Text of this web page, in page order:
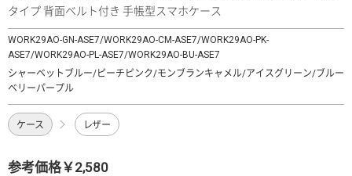
タイプ 背面ベルト付き 手帳型スマホケース
WORK29AO-GN-ASE7/WORK29AO-CM-ASE7/WORK29AO-PK-
ASE7/WORK29AO-PL-ASE7/WORK29AO-BU-ASE7
シャーベットブルー/ピーチピンク/モンブランキャメル/アイスグリーン/ブルー
ベリーパープル
ケース レザー
参考価格￥2,580